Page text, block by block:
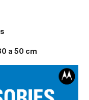
a 50 cm